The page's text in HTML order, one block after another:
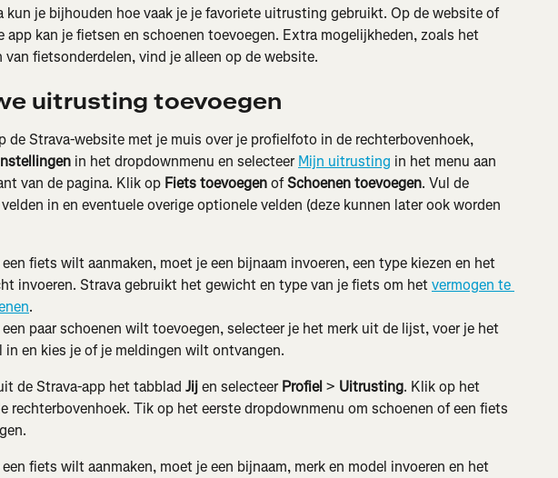
kun je bijhouden hoe vaak je je favoriete uitrusting gebruikt. Op de website of
app kan je fietsen en schoenen toevoegen. Extra mogelijkheden, zoals het
van fietsonderdelen, vind je alleen op de website.
uitrusting toevoegen
de Strava-website met je muis over je profielfoto in de rechterbovenhoek,
in het dropdownmenu en selecteer Mijn uitrusting in het menu aan
van de pagina. Klik op Fiets toevoegen of Schoenen toevoegen. Vul de
in en eventuele overige optionele velden (deze kunnen later ook worden
fiets wilt aanmaken, moet je een bijnaam invoeren, een type kiezen en het
invoeren. Strava gebruikt het gewicht en type van je fiets om het vermogen te
.
paar schoenen wilt toevoegen, selecteer je het merk uit de lijst, voer je het
in en kies je of je meldingen wilt ontvangen.
de Strava-app het tabblad Jij en selecteer Profiel > Uitrusting. Klik op het
rechterbovenhoek. Tik op het eerste dropdownmenu om schoenen of een fiets
fiets wilt aanmaken, moet je een bijnaam, merk en model invoeren en het